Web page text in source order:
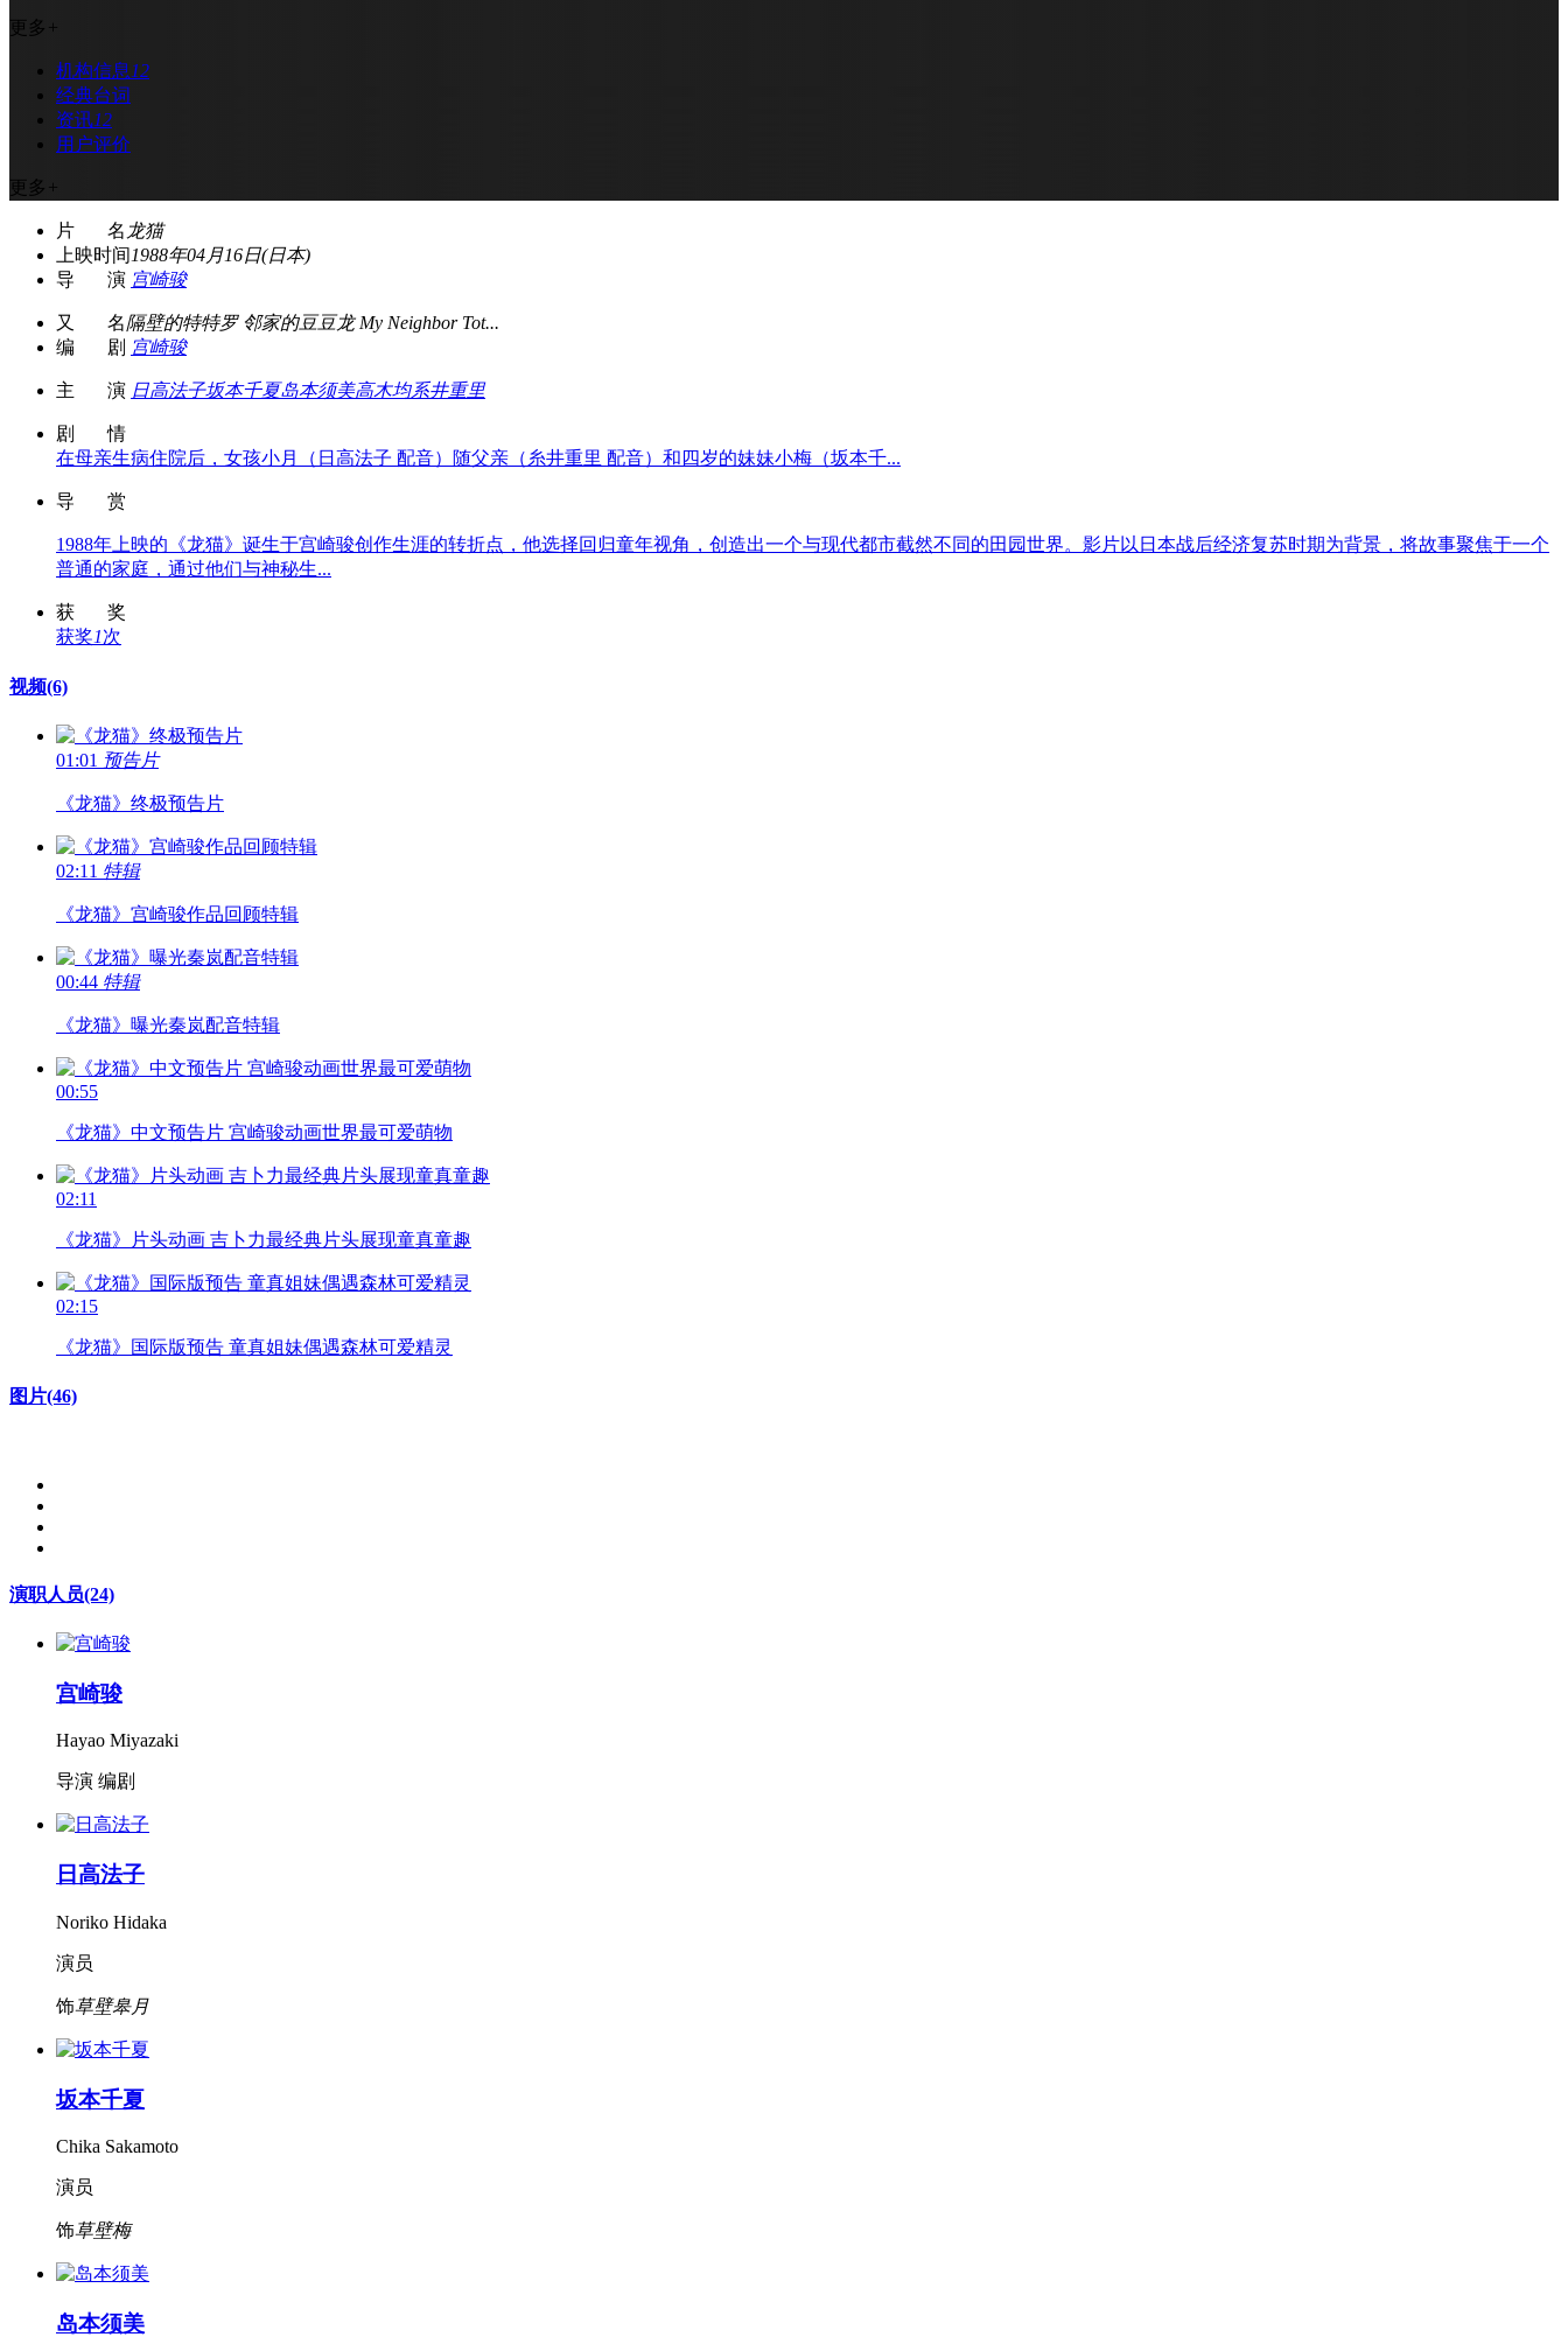
更多 +
机构信息12
经典台词
资讯12
用户评价
更多 +
片 名 龙猫
上映时间1988年04月16日(日本)
导 演 宫崎骏
又 名隔壁的特特罗 邻家的豆豆龙 My Neighbor Tot...
编 剧 宫崎骏
主 演 日高法子坂本千夏岛本须美高木均系井重里
剧 情
在母亲生病住院后，女孩小月（日高法子 配音）随父亲（糸井重里 配音）和四岁的妹妹小梅（坂本千...
导 赏
1988年上映的《龙猫》诞生于宫崎骏创作生涯的转折点，他选择回归童年视角，创造出一个与现代都市截然不同的田园世界。影片以日本战后经济复苏时期为背景，将故事聚焦于一个
普通的家庭，通过他们与神秘生...
获 奖
获奖1次
视频(6)
01:01 预告片
《龙猫》终极预告片
02:11 特辑
《龙猫》宫崎骏作品回顾特辑
00:44 特辑
《龙猫》曝光秦岚配音特辑
00:55
《龙猫》中文预告片 宫崎骏动画世界最可爱萌物
02:11
《龙猫》片头动画 吉卜力最经典片头展现童真童趣
02:15
《龙猫》国际版预告 童真姐妹偶遇森林可爱精灵
图片(46)
演职人员(24)
宫崎骏
Hayao Miyazaki
导演 编剧
日高法子
Noriko Hidaka
演员
饰草壁皋月
坂本千夏
Chika Sakamoto
演员
饰草壁梅
岛本须美